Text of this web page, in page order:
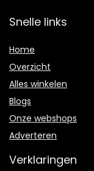
Snelle links
Home
Overzicht
Alles winkelen
Blogs
Onze webshops
Adverteren
Verklaringen